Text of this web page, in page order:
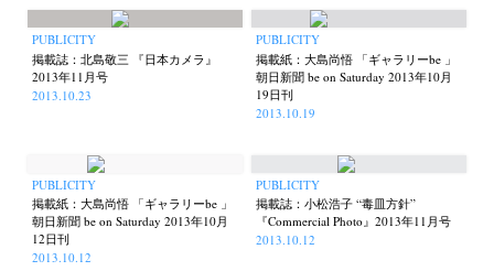
PUBLICITY
掲載誌：北島敬三 『日本カメラ』
2013年11月号
2013.10.23
PUBLICITY
掲載紙：大島尚悟 「ギャラリーbe 」
朝日新聞 be on Saturday 2013年10月
19日刊
2013.10.19
PUBLICITY
掲載紙：大島尚悟 「ギャラリーbe 」
朝日新聞 be on Saturday 2013年10月
12日刊
2013.10.12
PUBLICITY
掲載誌：小松浩子 “毒皿方針”
『Commercial Photo』2013年11月号
2013.10.12